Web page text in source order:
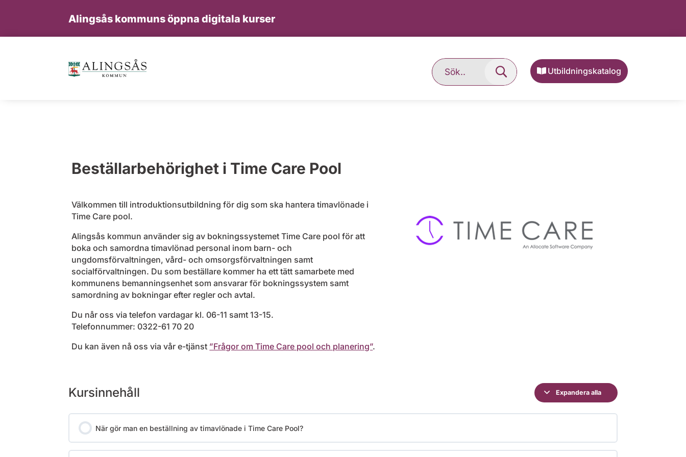
Alingsås kommuns öppna digitala kurser
Utbildningskatalog
Beställarbehörighet i Time Care Pool
Välkommen till introduktionsutbildning för dig som ska hantera timavlönade i
Time Care pool.
Alingsås kommun använder sig av bokningssystemet Time Care pool för att
boka och samordna timavlönad personal inom barn- och
ungdomsförvaltningen, vård- och omsorgsförvaltningen samt
socialförvaltningen. Du som beställare kommer ha ett tätt samarbete med
kommunens bemanningsenhet som ansvarar för bokningssystem samt
samordning av bokningar efter regler och avtal.
Du når oss via telefon vardagar kl. 06-11 samt 13-15.
Telefonnummer: 0322-61 70 20
Du kan även nå oss via vår e-tjänst ”Frågor om Time Care pool och planering”.
Kursinnehåll Expandera alla
När gör man en beställning av timavlönade i Time Care Pool?